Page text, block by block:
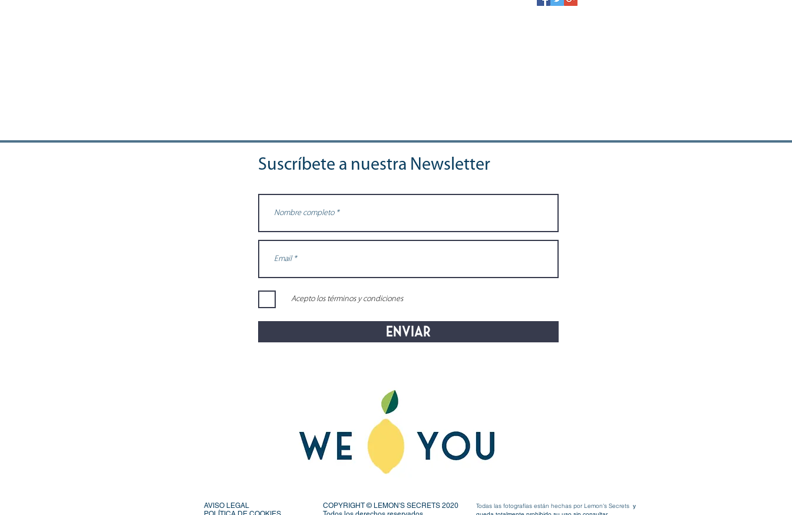
Suscríbete a nuestra Newsletter
Acepto los términos y condiciones
Enviar
AVISO LEGAL
COPYRIGHT © LEMON'S SECRETS 2020
Todas las fotografías están hechas por Lemon's Secrets y